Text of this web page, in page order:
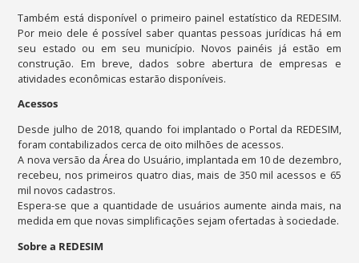
Também está disponível o primeiro painel estatístico da REDESIM.
Por meio dele é possível saber quantas pessoas jurídicas há em
seu estado ou em seu município. Novos painéis já estão em
construção. Em breve, dados sobre abertura de empresas e
atividades econômicas estarão disponíveis.
Acessos
Desde julho de 2018, quando foi implantado o Portal da REDESIM,
foram contabilizados cerca de oito milhões de acessos.
A nova versão da Área do Usuário, implantada em 10 de dezembro,
recebeu, nos primeiros quatro dias, mais de 350 mil acessos e 65
mil novos cadastros.
Espera-se que a quantidade de usuários aumente ainda mais, na
medida em que novas simplificações sejam ofertadas à sociedade.
Sobre a REDESIM